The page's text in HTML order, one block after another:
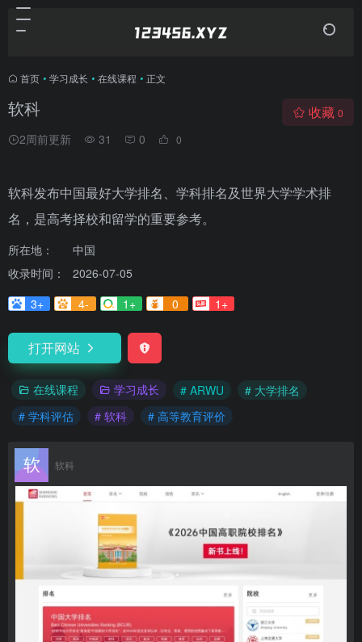
首页 • 学习成长 • 在线课程 • 正文
软科
2周前更新 31 0 0
收藏 0
软科发布中国最好大学排名、学科排名及世界大学学术排
名，是高考择校和留学的重要参考。
所在地：
中国
收录时间：
2026-07-05
3+
4- 1+ 0 1+
打开网站
在线课程 学习成长 # ARWU
# 大学排名
# 学科评估
# 软科 # 高等教育评价
软科